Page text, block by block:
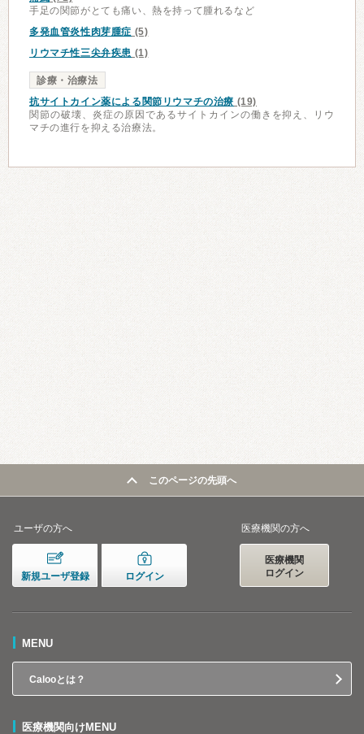
手足の関節がとても痛い、熱を持って腫れるなど
多発血管炎性肉芽腫症 (5)
リウマチ性三尖弁疾患 (1)
診療・治療法
抗サイトカイン薬による関節リウマチの治療 (19)
関節の破壊、炎症の原因であるサイトカインの働きを抑え、リウ
マチの進行を抑える治療法。
このページの先頭へ
ユーザの方へ
新規ユーザ登録 ログイン
医療機関の方へ
医療機関
ログイン
MENU
Calooとは？
医療機関向けMENU